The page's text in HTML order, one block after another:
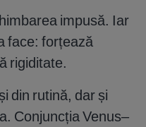
impusă. Iar
face: forțează
rigiditate.
din rutină, dar și
Conjuncția Venus–